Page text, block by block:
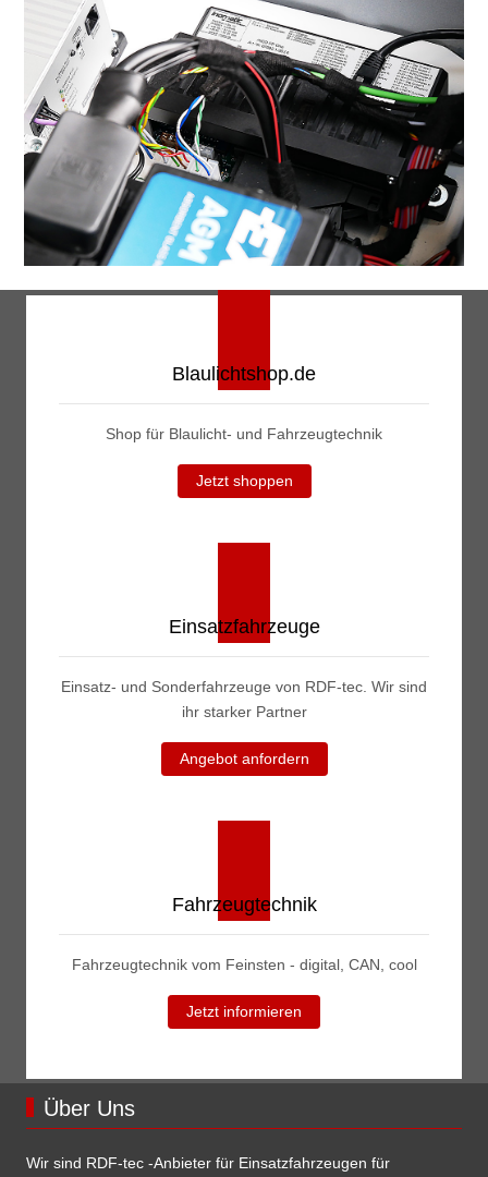
Blaulichtshop.de
Shop für Blaulicht- und Fahrzeugtechnik
Jetzt shoppen
Einsatzfahrzeuge
Einsatz- und Sonderfahrzeuge von RDF-tec. Wir sind
ihr starker Partner
Angebot anfordern
Fahrzeugtechnik
Fahrzeugtechnik vom Feinsten - digital, CAN, cool
Jetzt informieren
Über Uns
Wir sind RDF-tec -Anbieter für Einsatzfahrzeugen für